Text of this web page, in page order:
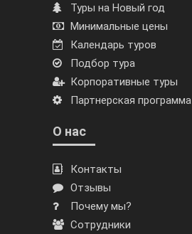
Туры на Новый год
Минимальные цены
Календарь туров
Подбор тура
Корпоративные туры
Партнерская программа
О нас
Контакты
Отзывы
Почему мы?
Сотрудники